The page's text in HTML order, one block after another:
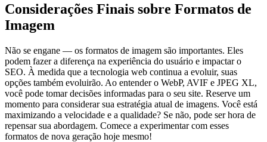
Considerações Finais sobre Formatos de
Imagem
Não se engane — os formatos de imagem são importantes. Eles
podem fazer a diferença na experiência do usuário e impactar o
SEO. À medida que a tecnologia web continua a evoluir, suas
opções também evoluirão. Ao entender o WebP, AVIF e JPEG XL,
você pode tomar decisões informadas para o seu site. Reserve um
momento para considerar sua estratégia atual de imagens. Você está
maximizando a velocidade e a qualidade? Se não, pode ser hora de
repensar sua abordagem. Comece a experimentar com esses
formatos de nova geração hoje mesmo!